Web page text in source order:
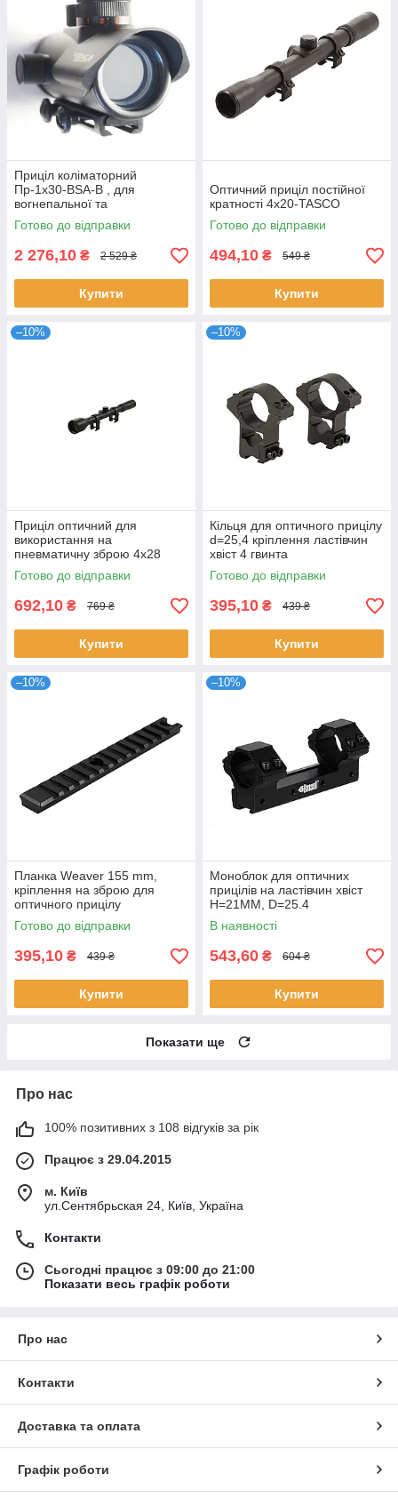
Приціл коліматорний
Пр-1x30-BSA-B , для
вогнепальної та
пневматичної зброї
Готово до відправки
2 276,10 ₴ 2 529 ₴
Купити
Оптичний приціл постійної
кратності 4x20-TASCO
Готово до відправки
494,10 ₴ 549 ₴
Купити
–10%
Приціл оптичний для
використання на
пневматичну зброю 4х28
Tasco
Готово до відправки
692,10 ₴ 769 ₴
Купити
–10%
Кільця для оптичного прицілу
d=25,4 кріплення ластівчин
хвіст 4 гвинта
Готово до відправки
395,10 ₴ 439 ₴
Купити
–10%
Планка Weaver 155 mm,
кріплення на зброю для
оптичного прицілу
Готово до відправки
395,10 ₴ 439 ₴
Купити
–10%
Моноблок для оптичних
прицілів на ластівчин хвіст
H=21MM, D=25.4
В наявності
543,60 ₴ 604 ₴
Купити
Показати ще
Про нас
100% позитивних з 108 відгуків за рік
Працює з 29.04.2015
м. Київ
ул.Сентябрьская 24, Київ, Україна
Контакти
Сьогодні працює з 09:00 до 21:00
Показати весь графік роботи
Про нас
Контакти
Доставка та оплата
Графік роботи